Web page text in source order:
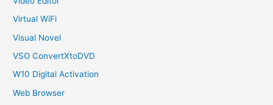
Virtual WiFi
Visual Novel
VSO ConvertXtoDVD
W10 Digital Activation
Web Browser